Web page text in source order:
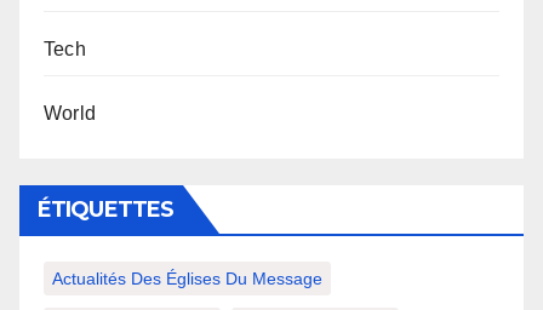
Tech
World
ÉTIQUETTES
Actualités Des Églises Du Message